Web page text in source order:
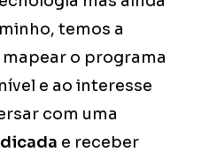
temos a
o programa
e ao interesse
com uma
e receber